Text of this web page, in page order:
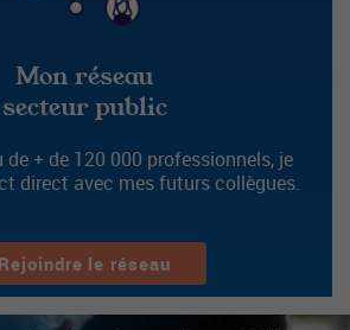
Mon réseau
secteur public
de + de 120 000 professionnels, je
direct avec mes futurs collègues.
Rejoindre le réseau